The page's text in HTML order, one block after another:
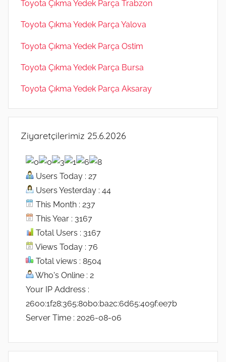
Toyota Çıkma Yedek Parça Trabzon
Toyota Çıkma Yedek Parça Yalova
Toyota Çıkma Yedek Parça Ostim
Toyota Çıkma Yedek Parça Bursa
Toyota Çıkma Yedek Parça Aksaray
Ziyaretçilerimiz 25.6.2026
Users Today : 27
Users Yesterday : 44
This Month : 237
This Year : 3167
Total Users : 3167
Views Today : 76
Total views : 8504
Who's Online : 2
Your IP Address :
2600:1f28:365:80b0:ba2c:6d65:409f:ee7b
Server Time : 2026-08-06